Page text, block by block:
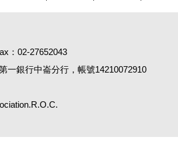
：02-27652043
一銀行中崙分行，帳號14210072910